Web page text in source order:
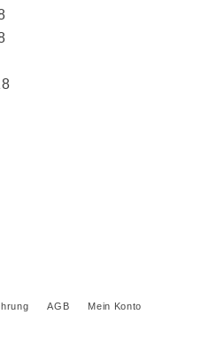
AGB Mein Konto